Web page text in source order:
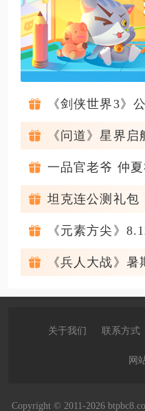
《剑侠世界3》
《问道》星界
一品官老爷 仲
坦克连公测礼包
《元素方尖》
《兵人大战》暑
关于我们 联系方式
网
Copyright © 2011-2026